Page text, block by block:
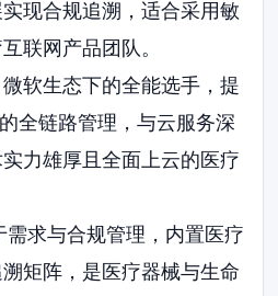
现合规追溯，适合采用敏
联网产品团队。
软生态下的全能选手，提
全链路管理，与云服务深
力雄厚且全面上云的医疗
需求与合规管理，内置医疗
矩阵，是医疗器械与生命